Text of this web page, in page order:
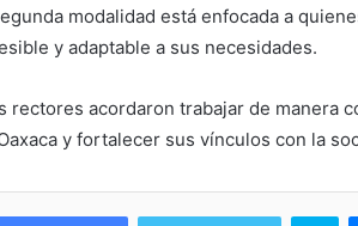
modalidad está enfocada a
y adaptable a sus necesidades.
rectores acordaron trabajar de manera
y fortalecer sus vínculos con la